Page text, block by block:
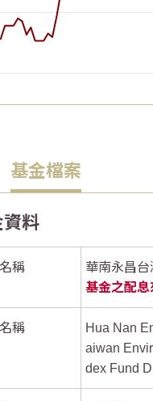
chart has 1 X axis
chart has 1 Y axis
05/06 2026/05/21
chart has 1 X axis
chart has 1 Y axis
05/06 2026/05/21
基金檔案
資料
稱 華南永昌
基金之配
稱
Hua Nan
aiwan
dex Fund